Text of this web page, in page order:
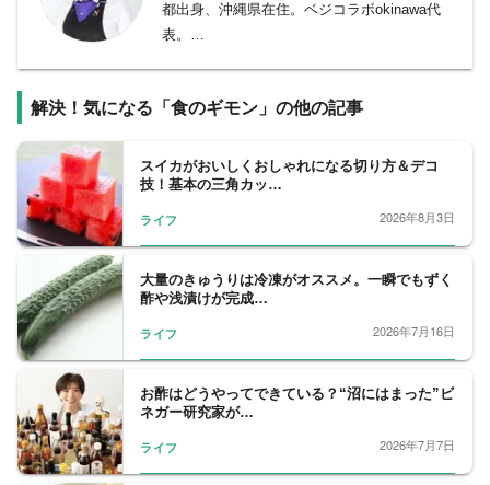
都出身、沖縄県在住。ベジコラボokinawa代
表。
ちにフリーランスとして独立し、食と医療分
して活動。1999年、沖縄ならではの文化や自
然に魅せられて家族とともに移住。2008年、
野菜ソムリエ（初級）資格取得を皮切りに、
の野菜ソムリエが頂点を競い合う全国大会
「野菜ソムリエアワード」にて銀賞を受賞。
2019年、野菜ソムリエ上級プロ取得。
【資格】
野菜ソムリエ上級プロ（2019年取得）
J Veganist 特任理事（2020年に国内第2号と
解決！気になる「食のギモン」の他の記事
スイカがおいしくおしゃれになる切り方＆デコ
技！基本の三角カッ…
ライフ 2026年8月3日
大量のきゅうりは冷凍がオススメ。一瞬でもずく
酢や浅漬けが完成…
ライフ 2026年7月16日
お酢はどうやってできている？“沼にはまった”ビ
ネガー研究家が…
ライフ 2026年7月7日